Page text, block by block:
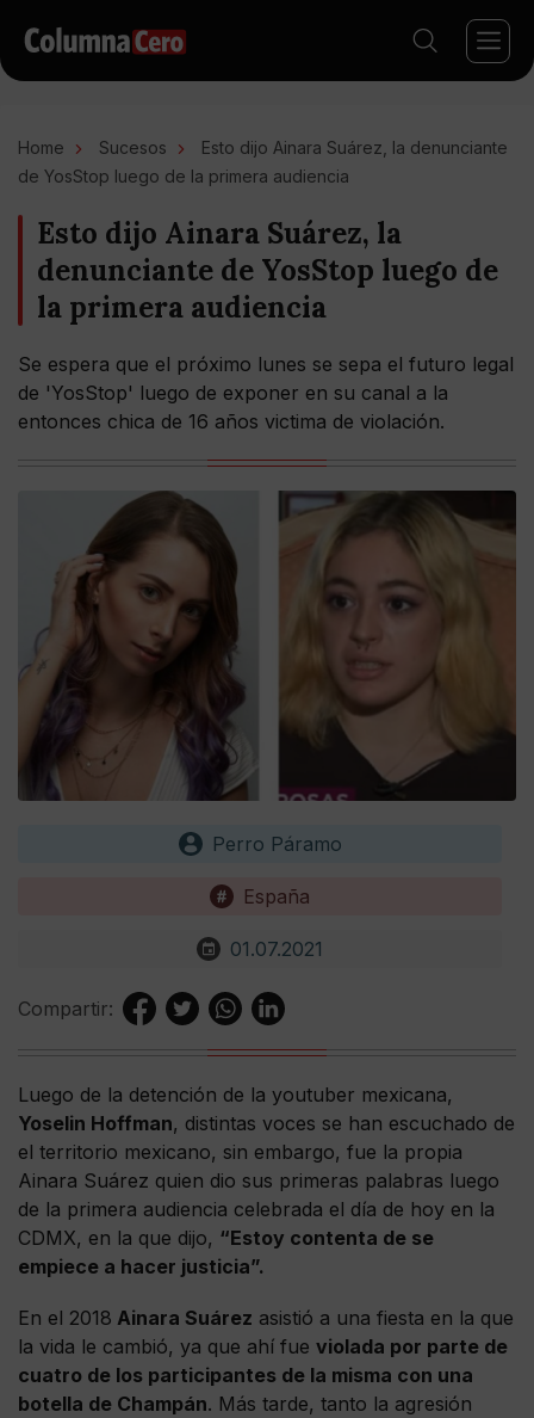
Home Sucesos
Esto dijo Ainara Suárez, la denunciante
de YosStop luego de la primera audiencia
Esto dijo Ainara Suárez, la
denunciante de YosStop luego de
la primera audiencia
Se espera que el próximo lunes se sepa el futuro legal
de 'YosStop' luego de exponer en su canal a la
entonces chica de 16 años victima de violación.
Perro Páramo
España
01.07.2021
Compartir:
Luego de la detención de la youtuber mexicana,
Yoselin Hoffman, distintas voces se han escuchado de
el territorio mexicano, sin embargo, fue la propia
Ainara Suárez quien dio sus primeras palabras luego
de la primera audiencia celebrada el día de hoy en la
CDMX, en la que dijo, “Estoy contenta de se
empiece a hacer justicia”.
En el 2018 Ainara Suárez asistió a una fiesta en la que
la vida le cambió, ya que ahí fue violada por parte de
cuatro de los participantes de la misma con una
botella de Champán. Más tarde, tanto la agresión